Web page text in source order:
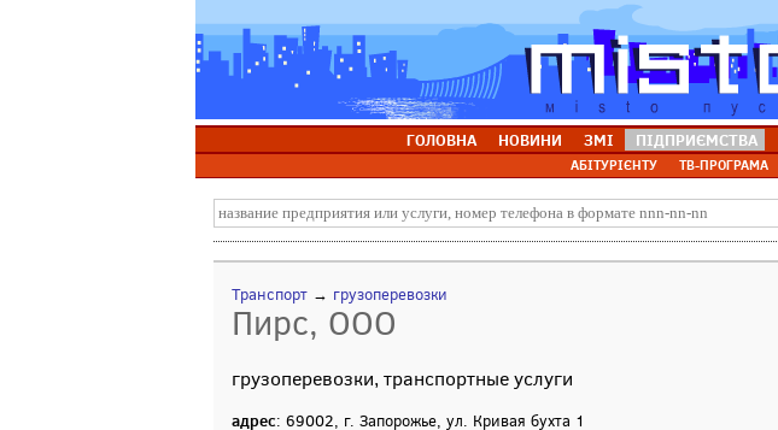
ГОЛОВНА НОВИНИ ЗМІ ПІДПРИЄМСТВА
АБІТУРІЄНТУ ТВ-ПРОГРАМА
Транспорт → грузоперевозки
Пирс, ООО
грузоперевозки, транспортные услуги
адрес: 69002, г. Запорожье, ул. Кривая бухта 1